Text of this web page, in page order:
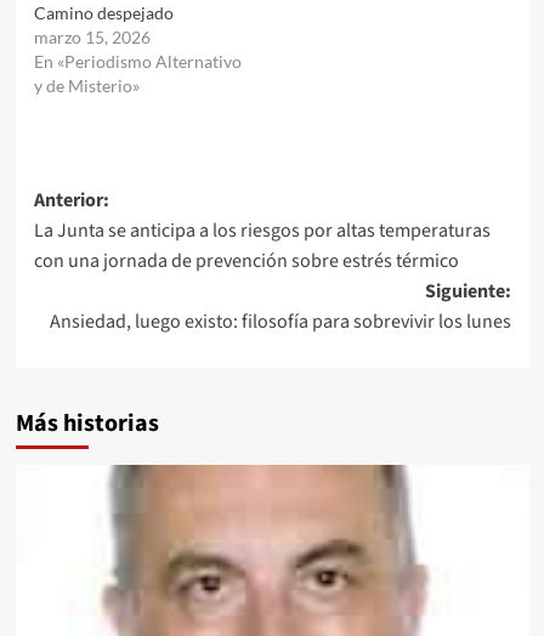
Camino despejado
marzo 15, 2026
En «Periodismo Alternativo
y de Misterio»
Navegación
de
entradas
Anterior:
La Junta se anticipa a los riesgos por altas temperaturas
con una jornada de prevención sobre estrés térmico
Siguiente:
Ansiedad, luego existo: filosofía para sobrevivir los lunes
Más historias